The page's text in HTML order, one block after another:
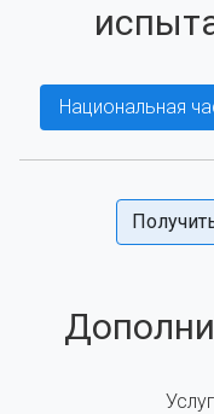
Национальная